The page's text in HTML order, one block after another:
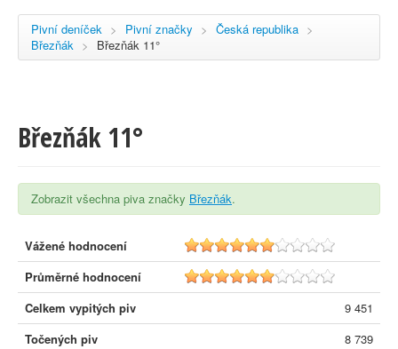
Pivní deníček > Pivní značky > Česká republika >
Březňák > Březňák 11°
Březňák 11°
Zobrazit všechna piva značky Březňák.
Vážené hodnocení
5.7
Průměrné hodnocení
5.6
Celkem vypitých piv
9 451
Točených piv
8 739